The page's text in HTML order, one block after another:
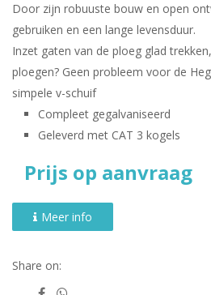
Door zijn robuuste bouw en open
gebruiken en een lange levensduur.
Inzet gaten van de ploeg glad
ploegen? Geen probleem voor de
simpele v-schuif
Compleet gegalvaniseerd
Geleverd met CAT 3 kogels
Prijs op aanvraag
Meer info
Share on: